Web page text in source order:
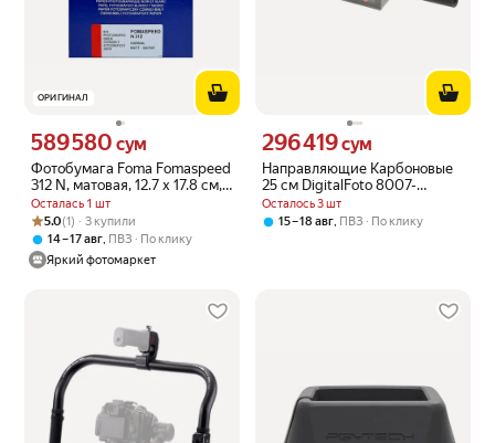
ОРИГИНАЛ
Фотобумага Foma Fomaspeed
312 N, матовая, 12.7 x 17.8 см,
25 листов
Осталась 1 шт
Цена 589580 сум вместо
589 580 сум
Рейтинг товара: 5.0 из 5
Оценок: (1) · 3 купили
5.0(1) · 3 купили
14 – 17 авг, ПВЗ
По клику
Яркий фотомаркет
Направляющие Карбоновые
25 см DigitalFoto 8007-
250MM
Осталось 3 шт
Цена 296419 сум вместо
296 419сум
15 – 18 авг, ПВЗ По клику